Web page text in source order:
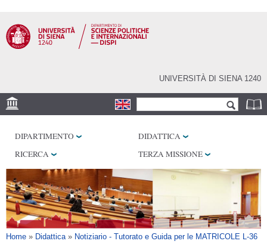
contenuto
principale
UNIVERSITÀ DI SIENA 1240
Form di ricerca
LABORATORI
BIBLIOTECHE
SERVIZI
DIPARTIMENTO
DIDATTICA
RICERCA
TERZA MISSIONE
Tu sei qui
Home » Didattica » Notiziario - Tutorato e Guida per le MATRICOLE L-36